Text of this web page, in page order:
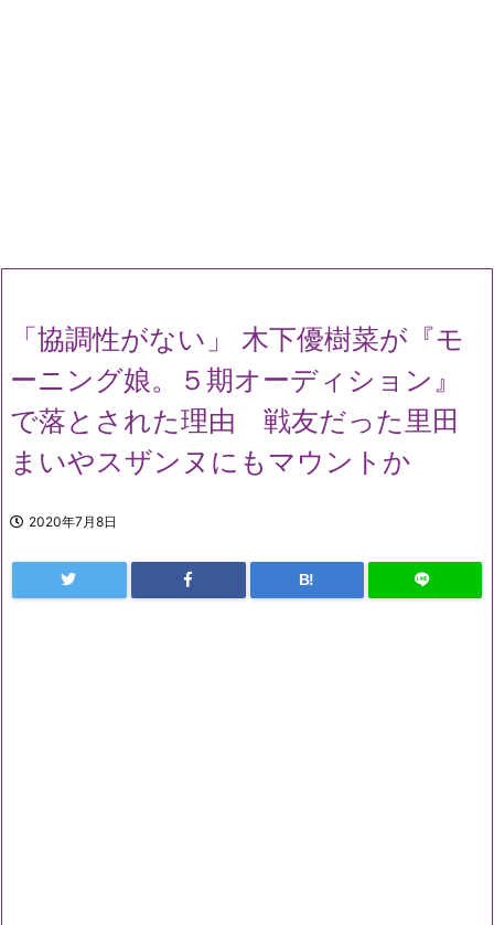
「協調性がない」 木下優樹菜が『モ
ーニング娘。５期オーディション』
で落とされた理由 戦友だった里田
まいやスザンヌにもマウントか
2020年7月8日
B!